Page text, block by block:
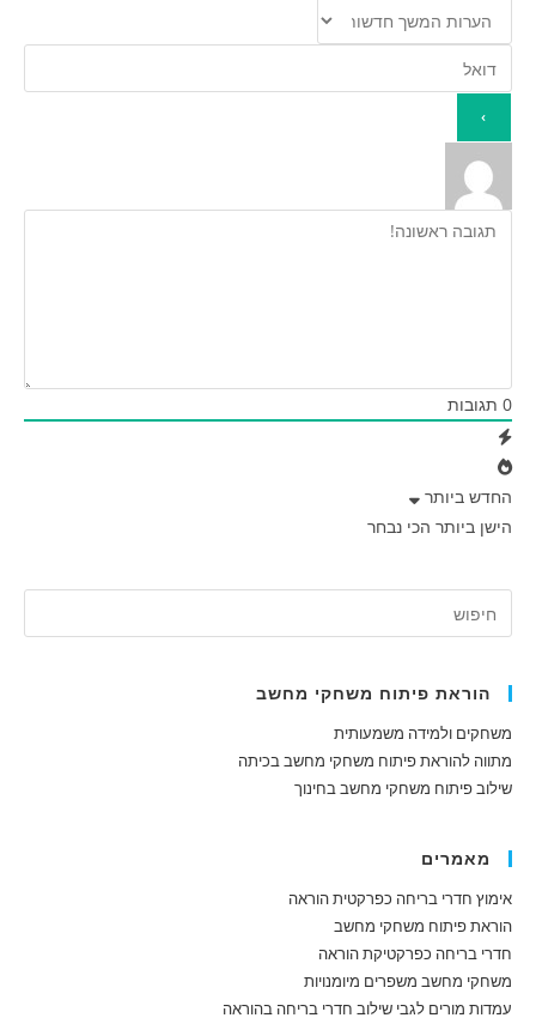
0 תגובות
החדש ביותר
הישן ביותר הכי נבחר
הוראת פיתוח משחקי מחשב
משחקים ולמידה משמעותית
מתווה להוראת פיתוח משחקי מחשב בכיתה
שילוב פיתוח משחקי מחשב בחינוך
מאמרים
אימוץ חדרי בריחה כפרקטית הוראה
הוראת פיתוח משחקי מחשב
חדרי בריחה כפרקטיקת הוראה
משחקי מחשב משפרים מיומנויות
עמדות מורים לגבי שילוב חדרי בריחה בהוראה